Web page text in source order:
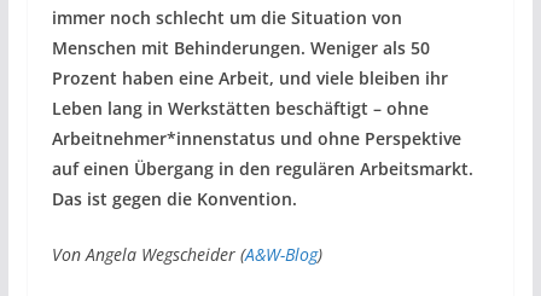
immer noch schlecht um die Situation von
Menschen mit Behinderungen. Weniger als 50
Prozent haben eine Arbeit, und viele bleiben ihr
Leben lang in Werkstätten beschäftigt – ohne
Arbeitnehmer*innenstatus und ohne Perspektive
auf einen Übergang in den regulären Arbeitsmarkt.
Das ist gegen die Konvention.
Von Angela Wegscheider (A&W-Blog)